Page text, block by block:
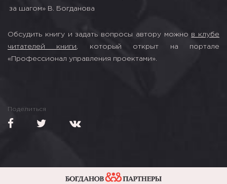
Обсудить книгу и задать вопросы автору можно в клубе
читателей книги
, который открыт на портале
«Профессионал управления проектами».
Поделиться